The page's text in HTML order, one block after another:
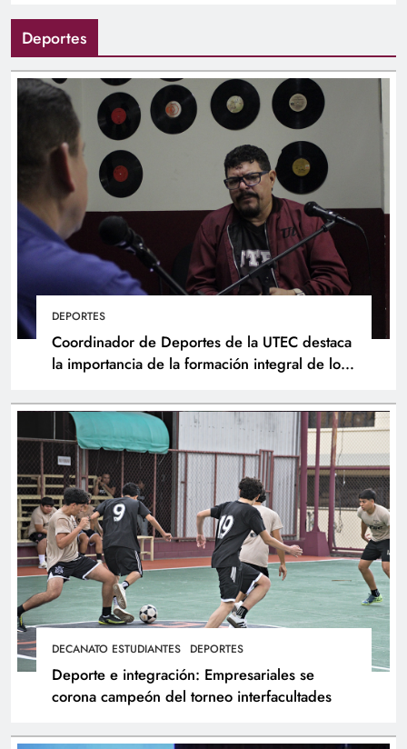
Deportes
DEPORTES
Coordinador de Deportes de la UTEC destaca
la importancia de la formación integral de los
DECANATO ESTUDIANTES DEPORTES
Deporte e integración: Empresariales se
corona campeón del torneo interfacultades